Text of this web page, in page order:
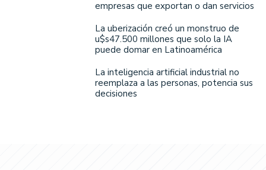
empresas que exportan o dan servicios
La uberización creó un monstruo de
u$s47.500 millones que solo la IA
puede domar en Latinoamérica
La inteligencia artificial industrial no
reemplaza a las personas, potencia sus
decisiones